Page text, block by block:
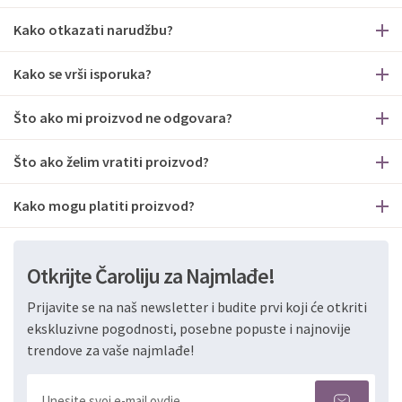
Kako otkazati narudžbu?
Kako se vrši isporuka?
Što ako mi proizvod ne odgovara?
Što ako želim vratiti proizvod?
Kako mogu platiti proizvod?
Otkrijte Čaroliju za Najmlađe!
Prijavite se na naš newsletter i budite prvi koji će otkriti
ekskluzivne pogodnosti, posebne popuste i najnovije
trendove za vaše najmlađe!